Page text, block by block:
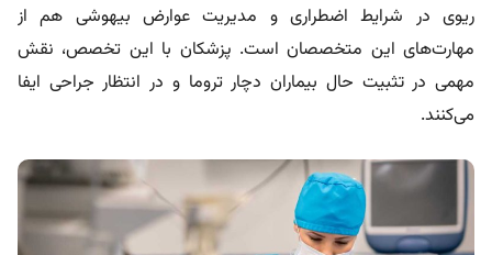
ریوی در شرایط اضطراری و مدیریت عوارض بیهوشی هم از
مهارت‌های این متخصصان است. پزشکان با این تخصص، نقش
مهمی در تثبیت حال بیماران دچار تروما و در انتظار جراحی ایفا
می‌کنند.